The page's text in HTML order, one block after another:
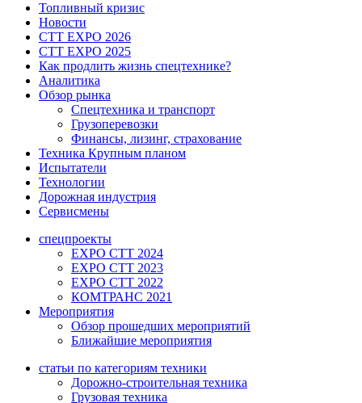
Топливный кризис
Новости
CTT EXPO 2026
CTT EXPO 2025
Как продлить жизнь спецтехнике?
Аналитика
Обзор рынка
Спецтехника и транспорт
Грузоперевозки
Финансы, лизинг, страхование
Техника Крупным планом
Испытатели
Технологии
Дорожная индустрия
Сервисмены
спецпроекты
EXPO CTT 2024
EXPO CTT 2023
EXPO CTT 2022
КОМТРАНС 2021
Мероприятия
Обзор прошедших мероприятий
Ближайшие мероприятия
статьи по категориям техники
Дорожно-строительная техника
Грузовая техника